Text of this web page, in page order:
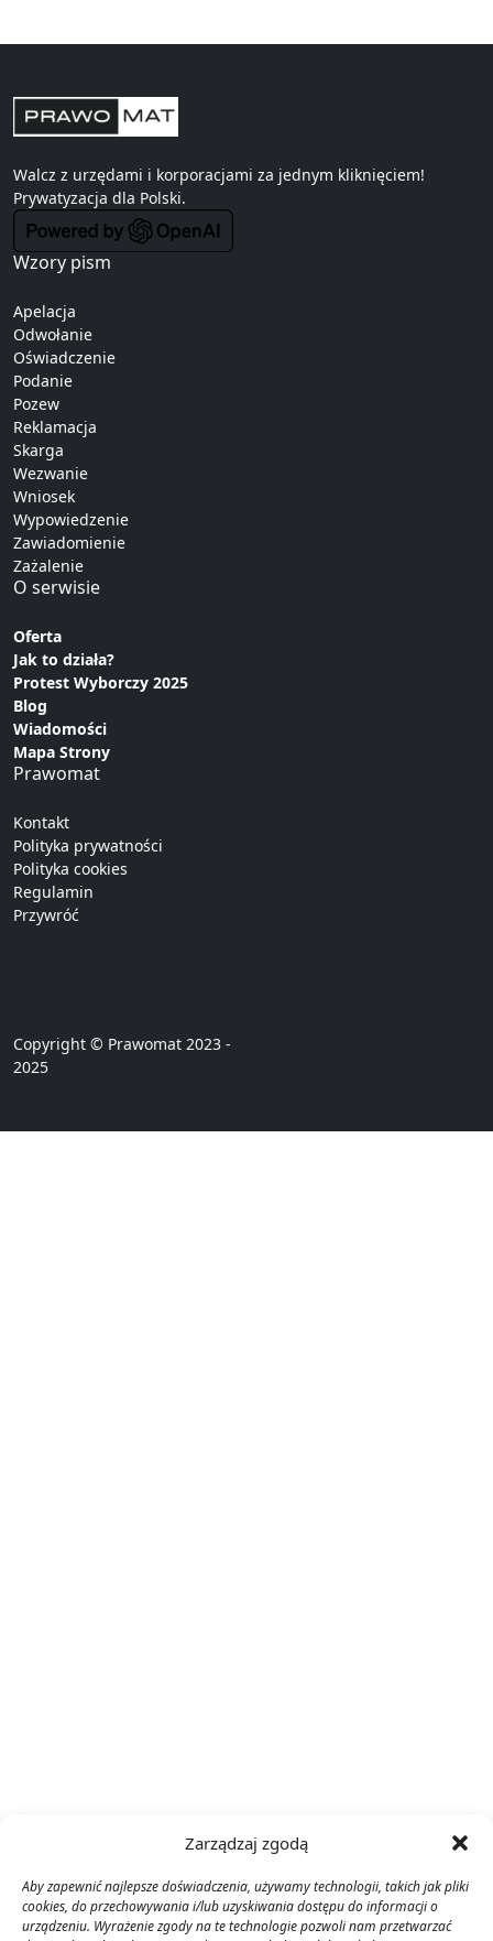
Zarządzaj zgodą
Aby zapewnić najlepsze doświadczenia, używamy technologii, takich jak pliki
cookies, do przechowywania i/lub uzyskiwania dostępu do informacji o
urządzeniu. Wyrażenie zgody na te technologie pozwoli nam przetwarzać
Walcz z urzędami i korporacjami za jednym kliknięciem!
Prywatyzacja dla Polski.
Wzory pism
Apelacja
Odwołanie
Oświadczenie
Podanie
Pozew
Reklamacja
Skarga
Wezwanie
Wniosek
Wypowiedzenie
Zawiadomienie
Zażalenie
O serwisie
Oferta
Jak to działa?
Protest Wyborczy 2025
Blog
Wiadomości
Mapa Strony
Prawomat
Kontakt
Polityka prywatności
Polityka cookies
Regulamin
Przywróć
Copyright © Prawomat 2023 -
2025